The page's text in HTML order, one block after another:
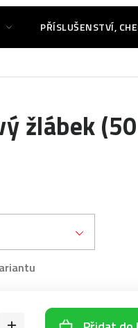
PŘÍSLUŠENSTVÍ,
žlábek